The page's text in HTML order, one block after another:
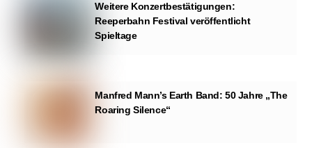
Weitere Konzertbestätigungen:
Reeperbahn Festival veröffentlicht
Spieltage
Manfred Mann’s Earth Band: 50 Jahre „The
Roaring Silence“